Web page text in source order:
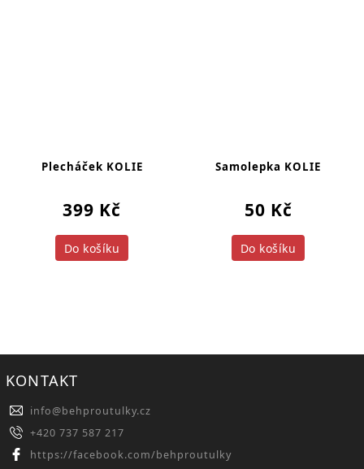
Plecháček KOLIE
399 Kč
Do košíku
Samolepka KOLIE
50 Kč
Do košíku
KONTAKT
info@behproutulky.cz
+420 737 587 217
https://facebook.com/behproutulky